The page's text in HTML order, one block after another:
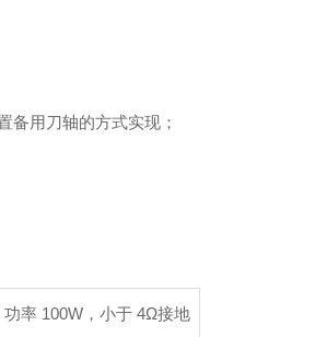
备用刀轴的方式实现；
率 100W，小于 4Ω接地